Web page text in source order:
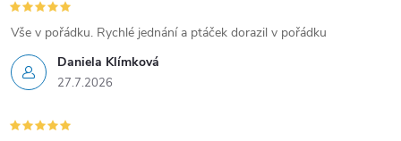
Daniela Klímková
27.7.2026
Vše v pořádku. Rychlé jednání a ptáček dorazil v pořádku